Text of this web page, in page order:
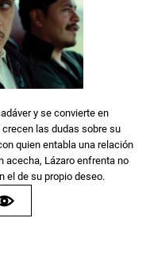
y se convierte en
las dudas sobre su
quien entabla una relación
acecha, Lázaro enfrenta no
el de su propio deseo.